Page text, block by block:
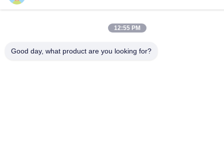
12:55 PM
Good day, what product are you looking for?